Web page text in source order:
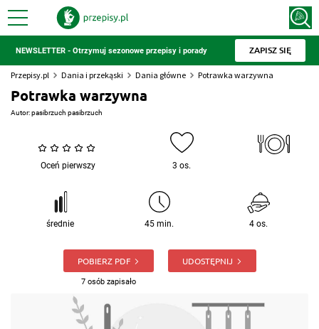
NEWSLETTER - Otrzymuj sezonowe przepisy i porady ZAPISZ SIĘ
Przepisy.pl Dania i przekąski Dania główne Potrawka warzywna
Potrawka warzywna
Autor:pasibrzuch pasibrzuch
Oceń pierwszy 3 os.
średnie 45 min. 4 os.
POBIERZ PDF
7 osób zapisało
UDOSTĘPNIJ